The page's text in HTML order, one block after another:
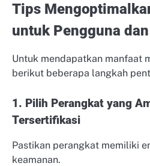
Tips
untuk Pengguna
Untuk mendapatkan manfaat
berikut beberapa langkah
1. Pilih Perangkat yang
Tersertifikasi
Pastikan perangkat memiliki
keamanan.